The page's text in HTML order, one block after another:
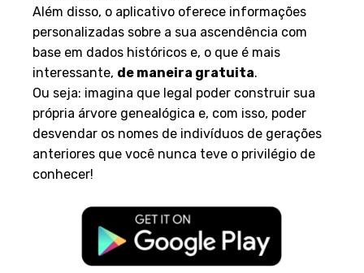
Além disso, o aplicativo oferece informações
personalizadas sobre a sua ascendência com
base em dados históricos e, o que é mais
interessante, de maneira gratuita.
Ou seja: imagina que legal poder construir sua
própria árvore genealógica e, com isso, poder
desvendar os nomes de indivíduos de gerações
anteriores que você nunca teve o privilégio de
conhecer!